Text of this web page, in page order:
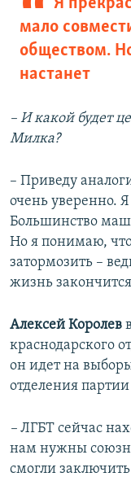
Я
мало
обществом.
настанет
– И какой будет
Милка?
– Приведу
очень уверенно.
Большинство
Но я понимаю,
затормозить –
жизнь
Алексей Королев
краснодарского
он идет на
отделения
– ЛГБТ сейчас
нам нужны
смогли